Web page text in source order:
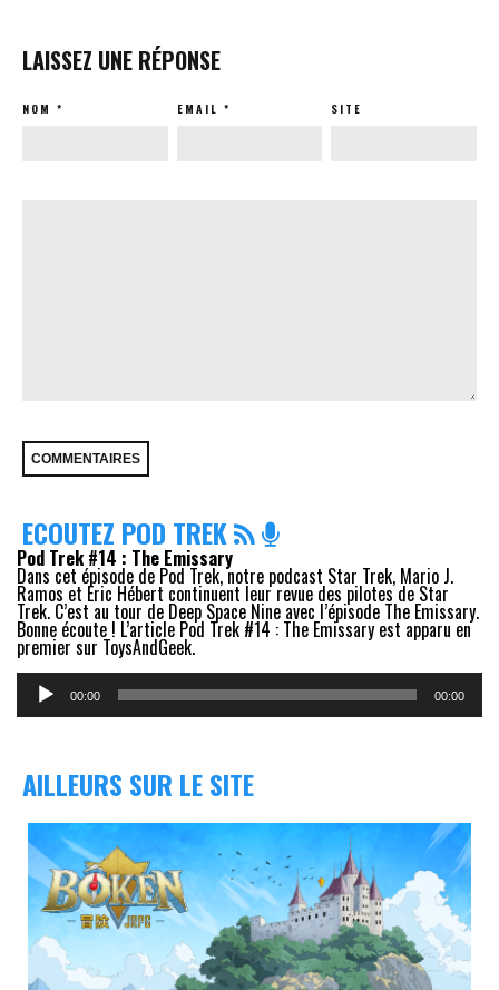
LAISSEZ UNE RÉPONSE
NOM * EMAIL * SITE
ECOUTEZ POD TREK
Pod Trek #14 : The Emissary
Dans cet épisode de Pod Trek, notre podcast Star Trek, Mario J.
Ramos et Eric Hébert continuent leur revue des pilotes de Star
Trek. C’est au tour de Deep Space Nine avec l’épisode The Emissary.
Bonne écoute ! L’article Pod Trek #14 : The Emissary est apparu en
premier sur ToysAndGeek.
Lecteur
audio 00:00 00:00
AILLEURS SUR LE SITE